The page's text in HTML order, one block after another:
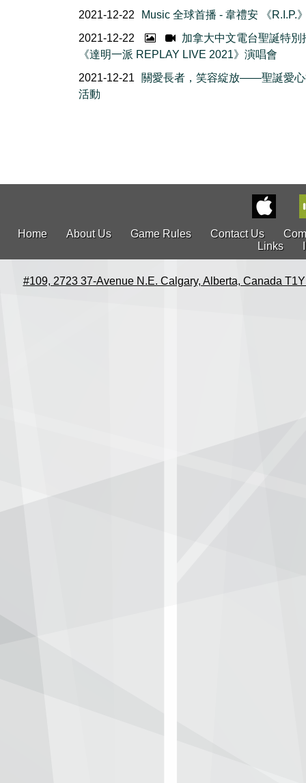
2021-12-22
Music 全球首播 - 韋禮安 《R.I.P.
2021-12-22
加拿大中文電台聖誕特別
《達明一派 REPLAY LIVE 2021》演唱會
2021-12-21
關愛長者，笑容綻放——聖誕愛
活動
Home About Us Game Rules Contact Us
Links
#109, 2723 37-Avenue N.E. Calgary, Alberta, Canada